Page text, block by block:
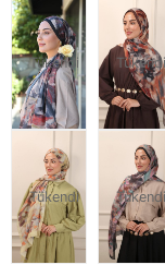
Tükendi Tükendi
Tükendi Tükendi